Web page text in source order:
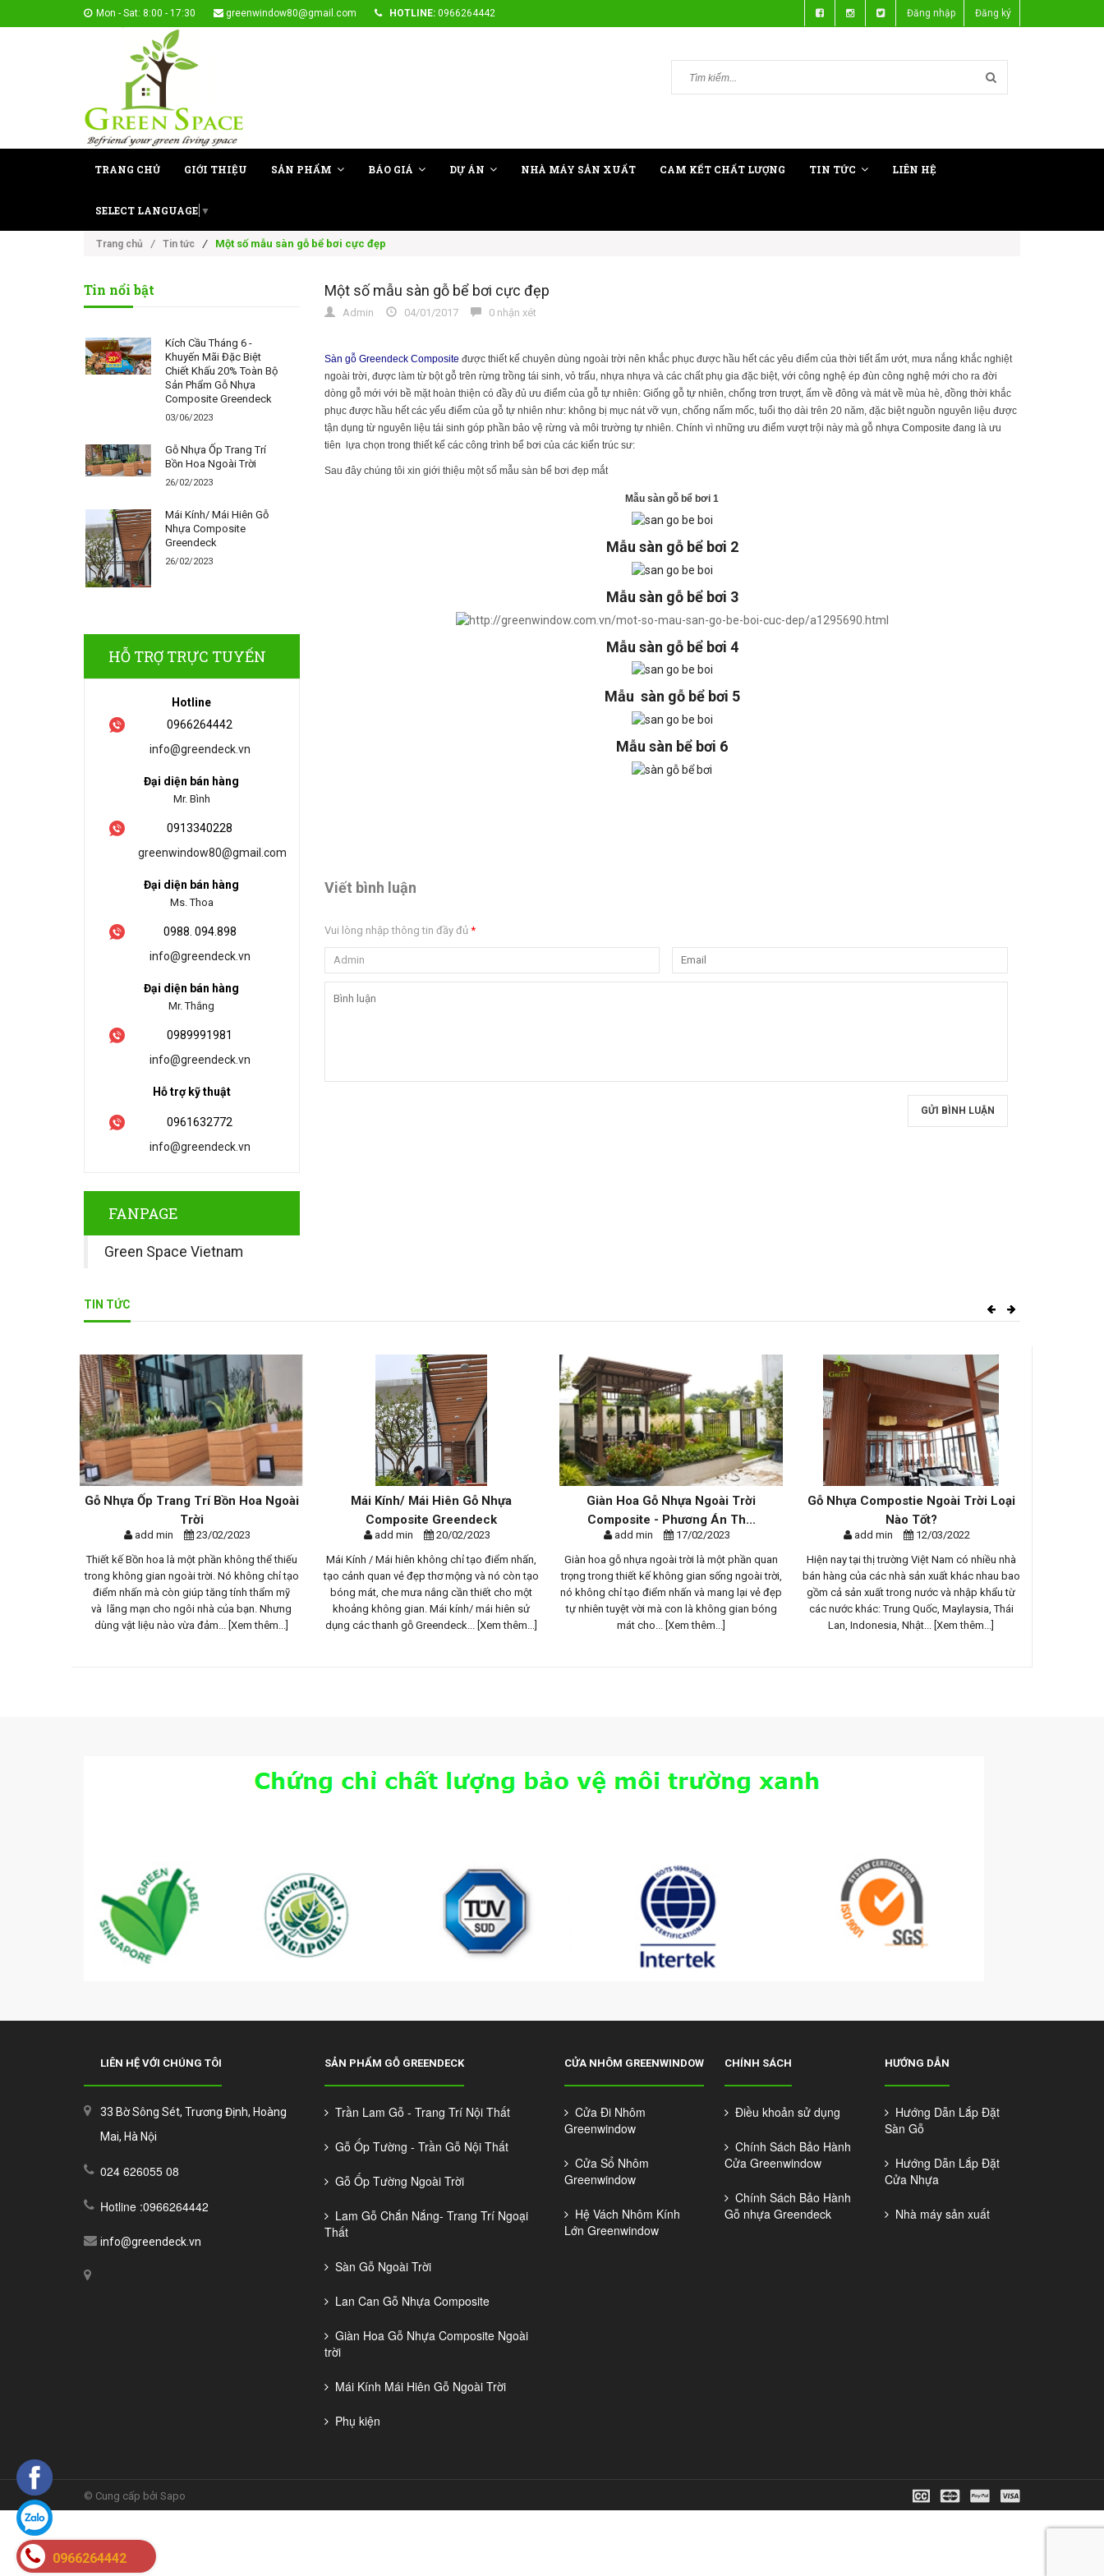
Mon - Sat: 8:00 - 17:30 greenwindow80@gmail.com HOTLINE: 0966264442 Đăng nhập Đăng ký
TRANG CHỦ GIỚI THIỆU SẢN PHẨM BÁO GIÁ DỰ ÁN NHÀ MÁY SẢN XUẤT CAM KẾT CHẤT LƯỢNG TIN TỨC LIÊN HỆ
SELECT LANGUAGE ▼
Trang chủ / Tin tức / Một số mẫu sàn gỗ bể bơi cực đẹp
Tin nổi bật
Kích Cầu Tháng 6 -
Khuyến Mãi Đặc Biệt
Chiết Khấu 20% Toàn Bộ
Sản Phẩm Gỗ Nhựa
Composite Greendeck
03/06/2023
Gỗ Nhựa Ốp Trang Trí
Bồn Hoa Ngoài Trời
26/02/2023
Mái Kính/ Mái Hiên Gỗ
Nhựa Composite
Greendeck
26/02/2023
HỖ TRỢ TRỰC TUYẾN
Hotline
0966264442
info@greendeck.vn
Đại diện bán hàng
Mr. Bình
0913340228
greenwindow80@gmail.com
Đại diện bán hàng
Ms. Thoa
0988. 094.898
info@greendeck.vn
Đại diện bán hàng
Mr. Thắng
0989991981
info@greendeck.vn
Hỗ trợ kỹ thuật
0961632772
info@greendeck.vn
FANPAGE
Green Space Vietnam
Một số mẫu sàn gỗ bể bơi cực đẹp
Admin 04/01/2017 0 nhận xét
Sàn gỗ Greendeck Composite được thiết kế chuyên dùng ngoài trời nên khắc phục được hầu hết các yêu điểm của thời tiết ẩm ướt, mưa nắng khắc nghiệt
ngoài trời, được làm từ bột gỗ trên rừng trồng tái sinh, vỏ trấu, nhựa nhựa và các chất phụ gia đặc biệt, với công nghệ ép đùn công nghệ mới cho ra đời
dòng gỗ mới với bề mặt hoàn thiện có đầy đủ ưu điểm của gỗ tự nhiên: Giống gỗ tự nhiên, chống trơn trượt, ấm về đông và mát về mùa hè, đồng thời khắc
phục được hầu hết các yếu điểm của gỗ tự nhiên như: không bị mục nát vỡ vụn, chống nấm mốc, tuổi thọ dài trên 20 năm, đặc biệt nguồn nguyên liệu được
tận dụng từ nguyên liệu tái sinh góp phần bảo vệ rừng và môi trường tự nhiên. Chính vì những ưu điểm vượt trội này mà gỗ nhựa Composite đang là ưu
tiên lựa chọn trong thiết kế các công trình bể bơi của các kiến trúc sư:
Sau đây chúng tôi xin giới thiệu một số mẫu sàn bể bơi đẹp mắt
Mẫu sàn gỗ bể bơi 1
Mẫu sàn gỗ bể bơi 2
Mẫu sàn gỗ bể bơi 3
Mẫu sàn gỗ bể bơi 4
Mẫu sàn gỗ bể bơi 5
Mẫu sàn bể bơi 6
Viết bình luận
Vui lòng nhập thông tin đầy đủ *
GỬI BÌNH LUẬN
TIN TỨC
Gỗ Nhựa Ốp Trang Trí Bồn Hoa Ngoài
Trời
add min
23/02/2023
Thiết kế Bồn hoa là một phần không thể thiếu
trong không gian ngoài trời. Nó không chỉ tạo
điểm nhấn mà còn giúp tăng tính thẩm mỹ
và lãng mạn cho ngôi nhà của bạn. Nhưng
dùng vật liệu nào vừa đảm...
[Xem thêm...]
Mái Kính/ Mái Hiên Gỗ Nhựa
Composite Greendeck
add min
20/02/2023
Mái Kính / Mái hiên không chỉ tạo điểm nhấn,
tạo cảnh quan vẻ đẹp thơ mộng và nó còn tạo
bóng mát, che mưa nắng cần thiết cho một
khoảng không gian. Mái kính/ mái hiên sử
dụng các thanh gỗ Greendeck...
[Xem thêm...]
Giàn Hoa Gỗ Nhựa Ngoài Trời
Composite - Phương Án Th...
add min
17/02/2023
Giàn hoa gỗ nhựa ngoài trời là một phần quan
trọng trong thiết kế không gian sống ngoài trời,
nó không chỉ tạo điểm nhấn và mang lại vẻ đẹp
tự nhiên tuyệt vời mà con là không gian bóng
mát cho...
[Xem thêm...]
Gỗ Nhựa Compostie Ngoài Trời Loại
Nào Tốt?
add min
12/03/2022
Hiện nay tại thị trường Việt Nam có nhiều nhà
bán hàng của các nhà sản xuất khác nhau bao
gồm cả sản xuất trong nước và nhập khẩu từ
các nước khác: Trung Quốc, Maylaysia, Thái
Lan, Indonesia, Nhật...
[Xem thêm...]
LIÊN HỆ VỚI CHÚNG TÔI
33 Bờ Sông Sét, Trương Định, Hoàng
Mai, Hà Nội
024 626055 08
Hotline :0966264442
info@greendeck.vn
SẢN PHẨM GỖ GREENDECK
Trần Lam Gỗ - Trang Trí Nội Thất
Gỗ Ốp Tường - Trần Gỗ Nội Thất
Gỗ Ốp Tường Ngoài Trời
Lam Gỗ Chắn Nắng- Trang Trí Ngoại
Thất
Sàn Gỗ Ngoài Trời
Lan Can Gỗ Nhựa Composite
Giàn Hoa Gỗ Nhựa Composite Ngoài
trời
Mái Kính Mái Hiên Gỗ Ngoài Trời
Phụ kiện
CỬA NHÔM GREENWINDOW
Cửa Đi Nhôm
Greenwindow
Cửa Sổ Nhôm
Greenwindow
Hệ Vách Nhôm Kính
Lớn Greenwindow
CHÍNH SÁCH
Điều khoản sử dụng
Chính Sách Bảo Hành
Cửa Greenwindow
Chính Sách Bảo Hành
Gỗ nhựa Greendeck
HƯỚNG DẪN
Hướng Dẫn Lắp Đặt
Sàn Gỗ
Hướng Dẫn Lắp Đặt
Cửa Nhựa
Nhà máy sản xuất
© Cung cấp bởi Sapo
0966264442